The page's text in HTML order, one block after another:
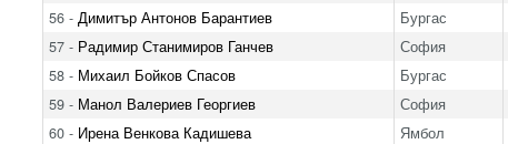
56 - Димитър Антонов Барантиев Бургас
57 - Радимир Станимиров Ганчев София
58 - Михаил Бойков Спасов Бургас
59 - Манол Валериев Георгиев София
60 - Ирена Венкова Кадишева Ямбол